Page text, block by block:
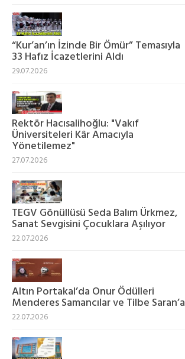
“Kur’an’ın İzinde Bir Ömür” Temasıyla
33 Hafız İcazetlerini Aldı
29.07.2026
Rektör Hacısalihoğlu: "Vakıf
Üniversiteleri Kâr Amacıyla
Yönetilemez"
27.07.2026
TEGV Gönüllüsü Seda Balım Ürkmez,
Sanat Sevgisini Çocuklara Aşılıyor
22.07.2026
Altın Portakal’da Onur Ödülleri
Menderes Samancılar ve Tilbe Saran’a
22.07.2026